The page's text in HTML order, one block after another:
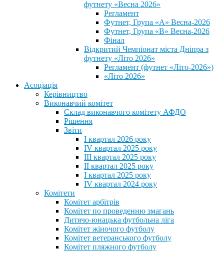
футнету «Весна 2026»
Регламент
Футнет, Група «А» Весна-2026
Футнет, Група «В» Весна-2026
Фінал
Відкритий Чемпіонат міста Дніпра з
футнету «Літо 2026»
Регламент (футнет «Літо-2026»)
«Літо 2026»
Асоціація
Керівництво
Виконавчий комітет
Склад виконавчого комітету АФДО
Рішення
Звіти
I квартал 2026 року
IV квартал 2025 року
III квартал 2025 року
II квартал 2025 року
I квартал 2025 року
IV квартал 2024 року
Комітети
Комітет арбітрів
Комітет по проведенню змагань
Дитячо-юнацька футбольна ліга
Комітет жіночого футболу
Комітет ветеранського футболу
Комітет пляжного футболу